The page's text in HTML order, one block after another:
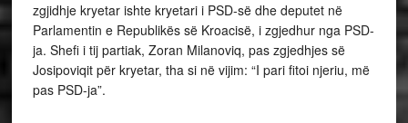
zgjidhje kryetar ishte kryetari i PSD-së dhe deputet në
Parlamentin e Republikës së Kroacisë, i zgjedhur nga PSD-
ja. Shefi i tij partiak, Zoran Milanoviq, pas zgjedhjes së
Josipoviqit për kryetar, tha si në vijim: “I pari fitoi njeriu, më
pas PSD-ja”.